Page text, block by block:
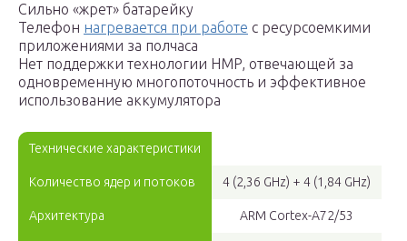
Сильно «жрет» батарейку
Телефон нагревается при работе с ресурсоемкими
приложениями за полчаса
Нет поддержки технологии HMP, отвечающей за
одновременную многопоточность и эффективное
использование аккумулятора
Технические характеристики
Количество ядер и потоков 4 (2,36 GHz) + 4 (1,84 GHz)
Архитектура ARM Cortex-A72/53